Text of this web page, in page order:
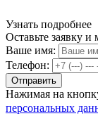
Узнать подробнее
Оставьте заявку
Ваше имя:
Телефон:
Нажимая на
персональных